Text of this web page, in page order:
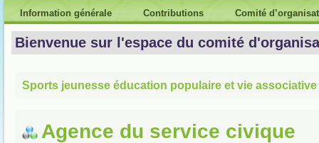
Information générale Contributions Comité
Bienvenue sur l'espace du comité
Sports jeunesse éducation populaire et vie associative
Agence du service civique